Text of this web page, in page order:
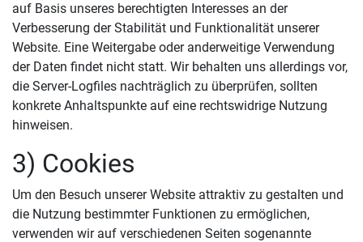
auf Basis unseres berechtigten Interesses an der
Verbesserung der Stabilität und Funktionalität unserer
Website. Eine Weitergabe oder anderweitige Verwendung
der Daten findet nicht statt. Wir behalten uns allerdings vor,
die Server-Logfiles nachträglich zu überprüfen, sollten
konkrete Anhaltspunkte auf eine rechtswidrige Nutzung
hinweisen.
3) Cookies
Um den Besuch unserer Website attraktiv zu gestalten und
die Nutzung bestimmter Funktionen zu ermöglichen,
verwenden wir auf verschiedenen Seiten sogenannte